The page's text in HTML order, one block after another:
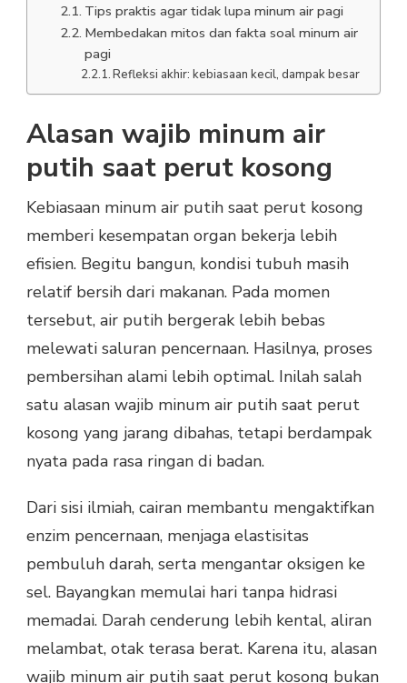
Tips praktis agar tidak lupa minum air pagi
Membedakan mitos dan fakta soal minum air
pagi
Refleksi akhir: kebiasaan kecil, dampak besar
Alasan wajib minum air
putih saat perut kosong
Kebiasaan minum air putih saat perut kosong
memberi kesempatan organ bekerja lebih
efisien. Begitu bangun, kondisi tubuh masih
relatif bersih dari makanan. Pada momen
tersebut, air putih bergerak lebih bebas
melewati saluran pencernaan. Hasilnya, proses
pembersihan alami lebih optimal. Inilah salah
satu alasan wajib minum air putih saat perut
kosong yang jarang dibahas, tetapi berdampak
nyata pada rasa ringan di badan.
Dari sisi ilmiah, cairan membantu mengaktifkan
enzim pencernaan, menjaga elastisitas
pembuluh darah, serta mengantar oksigen ke
sel. Bayangkan memulai hari tanpa hidrasi
memadai. Darah cenderung lebih kental, aliran
melambat, otak terasa berat. Karena itu, alasan
wajib minum air putih saat perut kosong bukan